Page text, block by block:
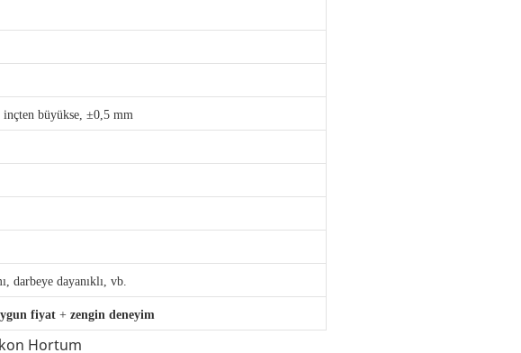
inçten büyükse, ±0,5 mm
darbeye dayanıklı, vb.
fiyat+ zengin deneyim